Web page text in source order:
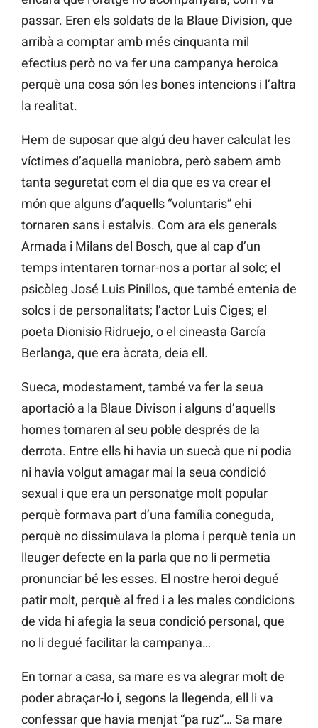
passar. Eren els soldats de la Blaue Division, que
arribà a comptar amb més cinquanta mil
efectius però no va fer una campanya heroica
perquè una cosa són les bones intencions i l’altra
la realitat.
Hem de suposar que algú deu haver calculat les
víctimes d’aquella maniobra, però sabem amb
tanta seguretat com el dia que es va crear el
món que alguns d’aquells “voluntaris” ehi
tornaren sans i estalvis. Com ara els generals
Armada i Milans del Bosch, que al cap d’un
temps intentaren tornar-nos a portar al solc; el
psicòleg José Luis Pinillos, que també entenia de
solcs i de personalitats; l’actor Luis Ciges; el
poeta Dionisio Ridruejo, o el cineasta García
Berlanga, que era àcrata, deia ell.
Sueca, modestament, també va fer la seua
aportació a la Blaue Divison i alguns d’aquells
homes tornaren al seu poble després de la
derrota. Entre ells hi havia un suecà que ni podia
ni havia volgut amagar mai la seua condició
sexual i que era un personatge molt popular
perquè formava part d’una família coneguda,
perquè no dissimulava la ploma i perquè tenia un
lleuger defecte en la parla que no li permetia
pronunciar bé les esses. El nostre heroi degué
patir molt, perquè al fred i a les males condicions
de vida hi afegia la seua condició personal, que
no li degué facilitar la campanya…
En tornar a casa, sa mare es va alegrar molt de
poder abraçar-lo i, segons la llegenda, ell li va
confessar que havia menjat “pa ruz”… Sa mare